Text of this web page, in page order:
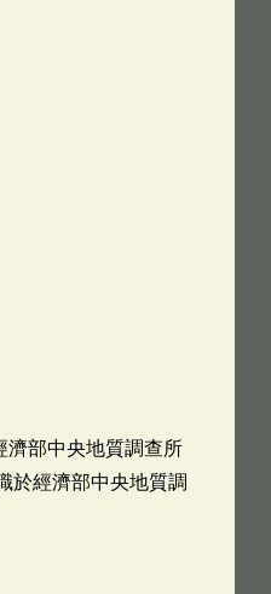
濟部中央地質調查所
於經濟部中央地質調